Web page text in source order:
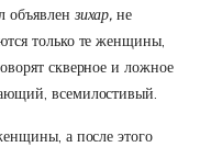
объявлен зихар, не
только те женщины,
скверное и ложное
всемилостивый.
а после этого